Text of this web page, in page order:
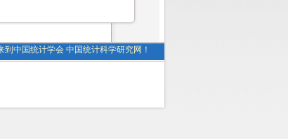
到中国统计学会 中国统计科学研究网！